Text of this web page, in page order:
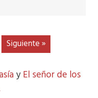
Siguiente »
y El señor de los